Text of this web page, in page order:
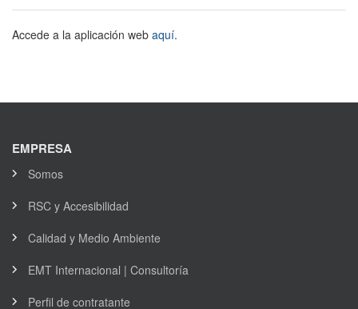
Accede a la aplicación web aquí.
EMPRESA
Somos
RSC y Accesibilidad
Calidad y Medio Ambiente
EMT Internacional | Consultoría
Perfil de contratante